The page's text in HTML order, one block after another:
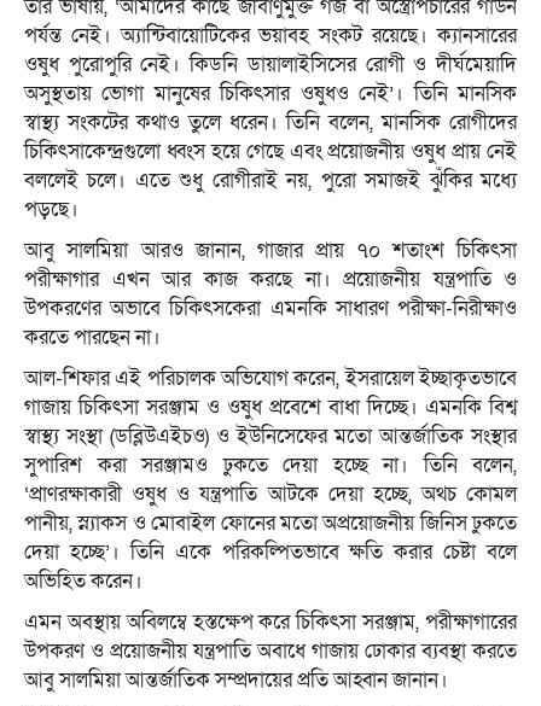
তার ভাষায়, ‘আমাদের কাছে জীবাণুমুক্ত গজ বা অস্ত্রোপচারের গাউন
পর্যন্ত নেই। অ্যান্টিবায়োটিকের ভয়াবহ সংকট রয়েছে। ক্যানসারের
ওষুধ পুরোপুরি নেই। কিডনি ডায়ালাইসিসের রোগী ও দীর্ঘমেয়াদি
অসুস্থতায় ভোগা মানুষের চিকিৎসার ওষুধও নেই’। তিনি মানসিক
স্বাস্থ্য সংকটের কথাও তুলে ধরেন। তিনি বলেন, মানসিক রোগীদের
চিকিৎসাকেন্দ্রগুলো ধ্বংস হয়ে গেছে এবং প্রয়োজনীয় ওষুধ প্রায় নেই
বললেই চলে। এতে শুধু রোগীরাই নয়, পুরো সমাজই ঝুঁকির মধ্যে
পড়ছে।
আবু সালমিয়া আরও জানান, গাজার প্রায় ৭০ শতাংশ চিকিৎসা
পরীক্ষাগার এখন আর কাজ করছে না। প্রয়োজনীয় যন্ত্রপাতি ও
উপকরণের অভাবে চিকিৎসকেরা এমনকি সাধারণ পরীক্ষা-নিরীক্ষাও
করতে পারছেন না।
আল-শিফার এই পরিচালক অভিযোগ করেন, ইসরায়েল ইচ্ছাকৃতভাবে
গাজায় চিকিৎসা সরঞ্জাম ও ওষুধ প্রবেশে বাধা দিচ্ছে। এমনকি বিশ্ব
স্বাস্থ্য সংস্থা (ডব্লিউএইচও) ও ইউনিসেফের মতো আন্তর্জাতিক সংস্থার
সুপারিশ করা সরঞ্জামও ঢুকতে দেয়া হচ্ছে না। তিনি বলেন,
‘প্রাণরক্ষাকারী ওষুধ ও যন্ত্রপাতি আটকে দেয়া হচ্ছে, অথচ কোমল
পানীয়, স্ন্যাকস ও মোবাইল ফোনের মতো অপ্রয়োজনীয় জিনিস ঢুকতে
দেয়া হচ্ছে’। তিনি একে পরিকল্পিতভাবে ক্ষতি করার চেষ্টা বলে
অভিহিত করেন।
এমন অবস্থায় অবিলম্বে হস্তক্ষেপ করে চিকিৎসা সরঞ্জাম, পরীক্ষাগারের
উপকরণ ও প্রয়োজনীয় যন্ত্রপাতি অবাধে গাজায় ঢোকার ব্যবস্থা করতে
আবু সালমিয়া আন্তর্জাতিক সম্প্রদায়ের প্রতি আহ্বান জানান।